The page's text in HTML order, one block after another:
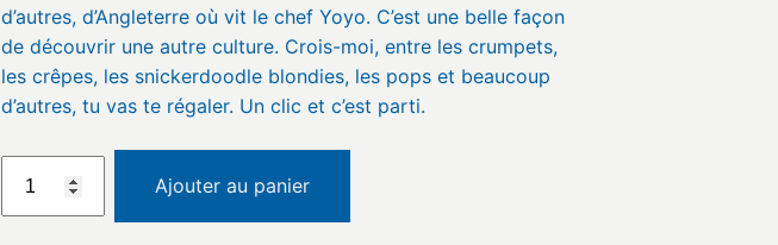
d’autres, d’Angleterre où vit le chef Yoyo. C’est une belle façon
de découvrir une autre culture. Crois-moi, entre les crumpets,
les crêpes, les snickerdoodle blondies, les pops et beaucoup
d’autres, tu vas te régaler. Un clic et c’est parti.
Thérébentine
Ajouter au panier